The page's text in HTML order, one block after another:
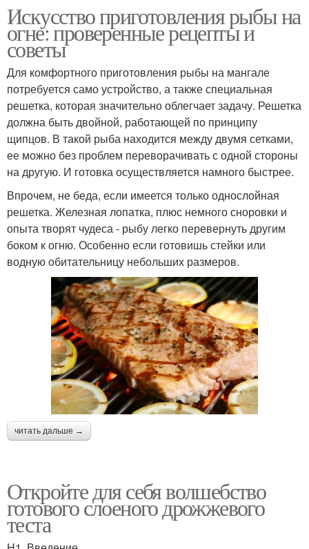
Искусство приготовления рыбы на
огне: проверенные рецепты и
советы
Для комфортного приготовления рыбы на мангале
потребуется само устройство, а также специальная
решетка, которая значительно облегчает задачу. Решетка
должна быть двойной, работающей по принципу
щипцов. В такой рыба находится между двумя сетками,
ее можно без проблем переворачивать с одной стороны
на другую. И готовка осуществляется намного быстрее.
Впрочем, не беда, если имеется только однослойная
решетка. Железная лопатка, плюс немного сноровки и
опыта творят чудеса - рыбу легко перевернуть другим
боком к огню. Особенно если готовишь стейки или
водную обитательницу небольших размеров.
читать дальше →
Откройте для себя волшебство
готового слоеного дрожжевого
теста